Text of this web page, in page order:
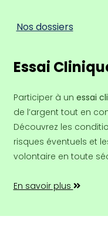
Nos dossiers
Essai
Participer à un essai
de l’argent tout en
Découvrez les
risques éventuels et
volontaire en toute
En savoir plus